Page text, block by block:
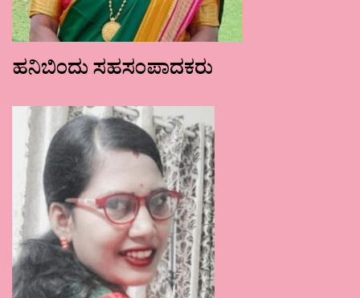
ಹನಿಬಿಂದು ಸಹಸಂಪಾದಕರು